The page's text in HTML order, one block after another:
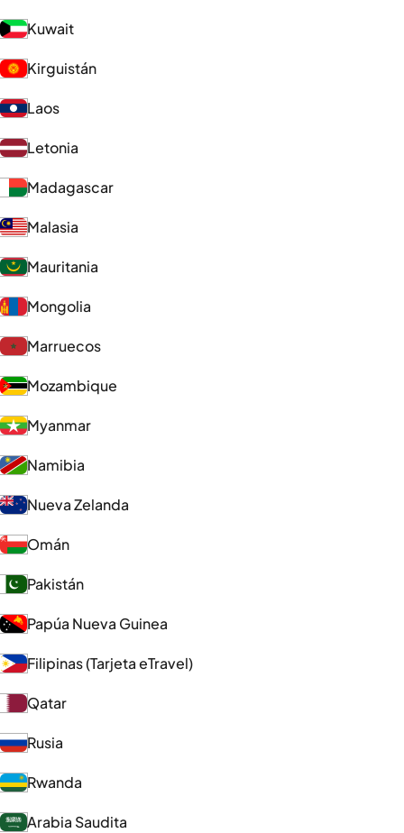
Kuwait
Kirguistán
Laos
Letonia
Madagascar
Malasia
Mauritania
Mongolia
Marruecos
Mozambique
Myanmar
Namibia
Nueva Zelanda
Omán
Pakistán
Papúa Nueva Guinea
Filipinas (Tarjeta eTravel)
Qatar
Rusia
Rwanda
Arabia Saudita